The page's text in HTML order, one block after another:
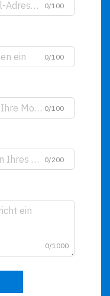
0/100
0/100
0/100
0/200
0/1000